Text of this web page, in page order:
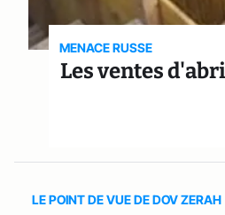
MENACE RUSSE
Les ventes
LE POINT DE VUE DE DOV ZERAH